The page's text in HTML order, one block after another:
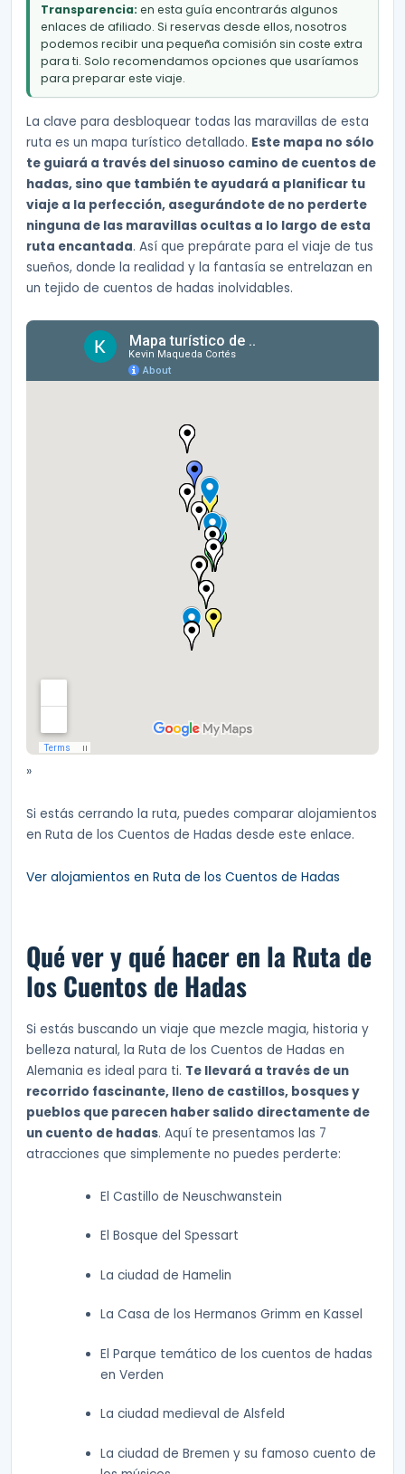
Transparencia: en esta guía encontrarás algunos
enlaces de afiliado. Si reservas desde ellos, nosotros
podemos recibir una pequeña comisión sin coste extra
para ti. Solo recomendamos opciones que usaríamos
para preparar este viaje.
La clave para desbloquear todas las maravillas de esta
ruta es un mapa turístico detallado. Este mapa no sólo
te guiará a través del sinuoso camino de cuentos de
hadas, sino que también te ayudará a planificar tu
viaje a la perfección, asegurándote de no perderte
ninguna de las maravillas ocultas a lo largo de esta
ruta encantada. Así que prepárate para el viaje de tus
sueños, donde la realidad y la fantasía se entrelazan en
un tejido de cuentos de hadas inolvidables.
»
Si estás cerrando la ruta, puedes comparar alojamientos
en Ruta de los Cuentos de Hadas desde este enlace.
Ver alojamientos en Ruta de los Cuentos de Hadas
Qué ver y qué hacer en la Ruta de
los Cuentos de Hadas
Si estás buscando un viaje que mezcle magia, historia y
belleza natural, la Ruta de los Cuentos de Hadas en
Alemania es ideal para ti. Te llevará a través de un
recorrido fascinante, lleno de castillos, bosques y
pueblos que parecen haber salido directamente de
un cuento de hadas. Aquí te presentamos las 7
atracciones que simplemente no puedes perderte:
El Castillo de Neuschwanstein
El Bosque del Spessart
La ciudad de Hamelin
La Casa de los Hermanos Grimm en Kassel
El Parque temático de los cuentos de hadas
en Verden
La ciudad medieval de Alsfeld
La ciudad de Bremen y su famoso cuento de